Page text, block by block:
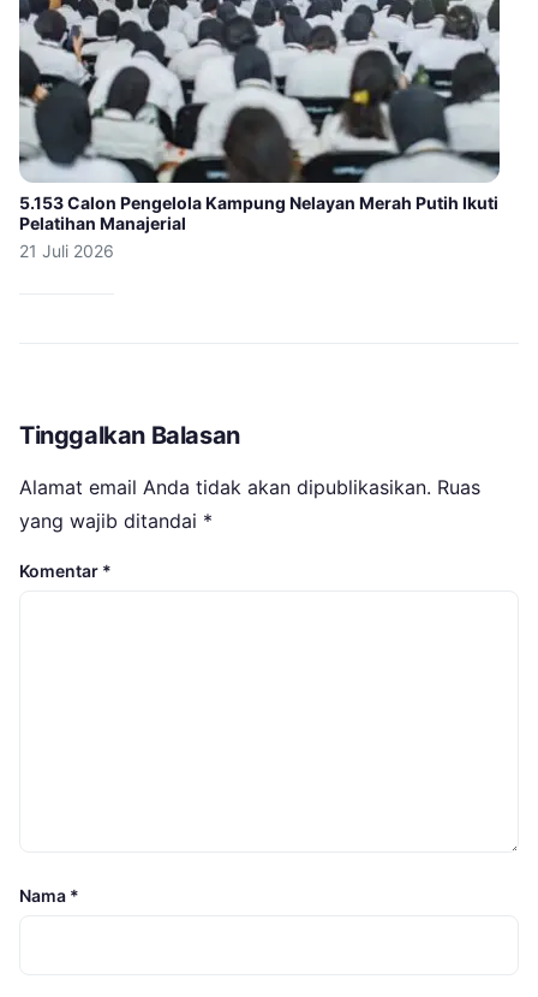
5.153 Calon Pengelola Kampung Nelayan Merah Putih Ikuti
Pelatihan Manajerial
21 Juli 2026
Tinggalkan Balasan
Alamat email Anda tidak akan dipublikasikan. Ruas
yang wajib ditandai *
Komentar *
Nama *